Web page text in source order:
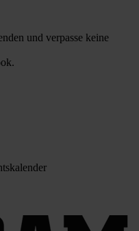
und verpasse keine